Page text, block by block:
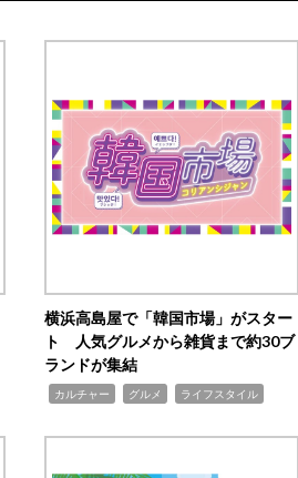
横浜高島屋で「韓国市場」がスター
ト 人気グルメから雑貨まで約30ブ
ランドが集結
カルチャー グルメ ライフスタイル